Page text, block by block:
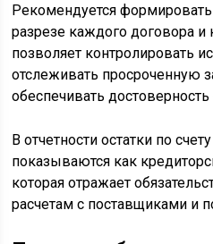
Рекомендуется формировать
разрезе каждого договора и
позволяет контролировать
отслеживать просроченную
обеспечивать
В отчетности остатки по
показываются как
которая отражает
расчетам с поставщиками и